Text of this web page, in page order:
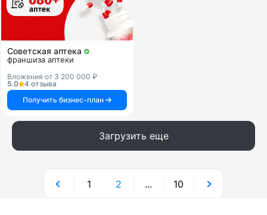
Советская аптека
франшиза аптеки
Вложения от 3 200 000 ₽
5.0
4 отзыва
Получить бизнес-план
Загрузить еще
1 2 ... 10